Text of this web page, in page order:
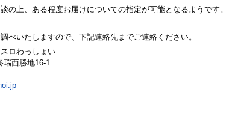
の上、ある程度お届けについての指定が可能となるようです。
べいたしますので、下記連絡先までご連絡ください。
ロわっしょい
瑞西勝地16-1